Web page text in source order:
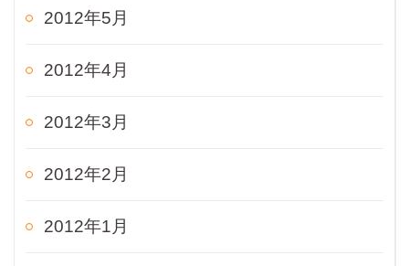
2012年5月
2012年4月
2012年3月
2012年2月
2012年1月